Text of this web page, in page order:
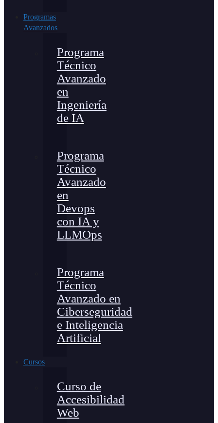
Programas
Avanzados
Programa
Técnico
Avanzado
en
Ingeniería
de IA
Programa
Técnico
Avanzado
en
Devops
con IA y
LLMOps
Programa
Técnico
Avanzado en
Ciberseguridad
e Inteligencia
Artificial
Cursos
Curso de
Accesibilidad
Web